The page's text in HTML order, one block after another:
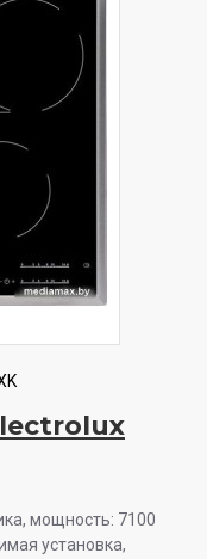
мощность: 7100
установка,